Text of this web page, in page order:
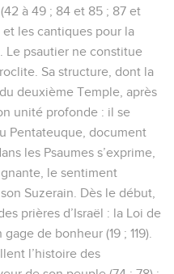
à 49 ; 84 et 85 ; 87 et
et les cantiques pour la
Le psautier ne constitue
Sa structure, dont la
deuxième Temple, après
unité profonde : il se
Pentateuque, document
les Psaumes s’exprime,
le sentiment
Suzerain. Dès le début,
prières d’Israël : la Loi de
de bonheur (19 ; 119).
l’histoire des